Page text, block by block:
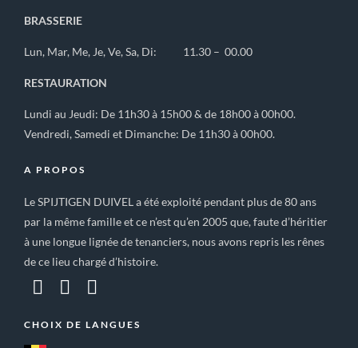
BRASSERIE
Lun, Mar, Me, Je, Ve, Sa, Di: 11.30 – 00.00
RESTAURATION
Lundi au Jeudi: De 11h30 à 15h00 & de 18h00 à 00h00.
Vendredi, Samedi et Dimanche: De 11h30 à 00h00.
A PROPOS
Le SPIJTIGEN DUIVEL a été exploité pendant plus de 80 ans
par la même famille et ce n’est qu’en 2005 que, faute d’héritier
à une longue lignée de tenanciers, nous avons repris les rênes
de ce lieu chargé d’histoire.
CHOIX DE LANGUES